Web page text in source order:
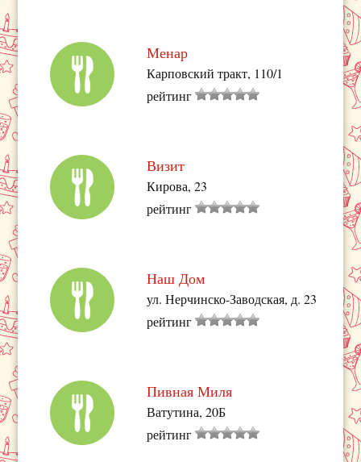
Менар
Карповский тракт, 110/1
рейтинг
Визит
Кирова, 23
рейтинг
Наш Дом
ул. Нерчинско-Заводская, д. 23
рейтинг
Пивная Миля
Ватутина, 20Б
рейтинг